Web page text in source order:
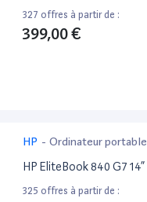
327 offres à partir de :
399,00 €
HP - Ordinateur portable
HP EliteBook 840 G7 14”
325 offres à partir de :